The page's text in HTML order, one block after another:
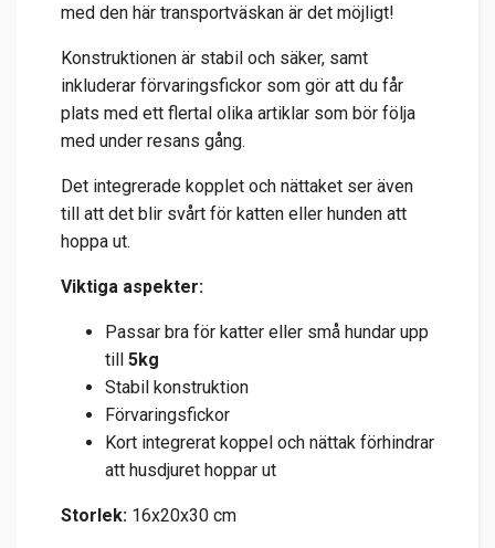
med den här transportväskan är det möjligt!
Konstruktionen är stabil och säker, samt
inkluderar förvaringsfickor som gör att du får
plats med ett flertal olika artiklar som bör följa
med under resans gång.
Det integrerade kopplet och nättaket ser även
till att det blir svårt för katten eller hunden att
hoppa ut.
Viktiga aspekter:
Passar bra för katter eller små hundar upp
till 5kg
Stabil konstruktion
Förvaringsfickor
Kort integrerat koppel och nättak förhindrar
att husdjuret hoppar ut
Storlek: 16x20x30 cm